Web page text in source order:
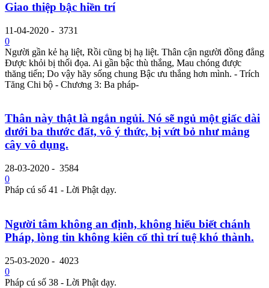
Giao thiệp bậc hiền trí
11-04-2020 - 3731
0
Người gần kẻ hạ liệt, Rồi cũng bị hạ liệt. Thân cận người đồng đẳng
Ðược khỏi bị thối đọa. Ai gần bậc thù thắng, Mau chóng được
thăng tiến; Do vậy hãy sống chung Bậc ưu thắng hơn mình. - Trích
Tăng Chi bộ - Chương 3: Ba pháp-
Thân này thật là ngắn ngủi. Nó sẽ ngủ một giấc dài
dưới ba thước đất, vô ý thức, bị vứt bỏ như mảng
cây vô dụng.
28-03-2020 - 3584
0
Pháp cú số 41 - Lời Phật dạy.
Người tâm không an định, không hiểu biết chánh
Pháp, lòng tin không kiên cố thì trí tuệ khó thành.
25-03-2020 - 4023
0
Pháp cú số 38 - Lời Phật dạy.